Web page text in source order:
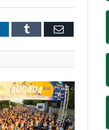
Tumblr Email